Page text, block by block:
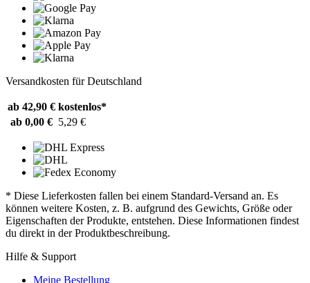
Versandkosten für Deutschland
ab 42,90 € kostenlos*
ab 0,00 € 5,29 €
* Diese Lieferkosten fallen bei einem Standard-Versand an. Es
können weitere Kosten, z. B. aufgrund des Gewichts, Größe oder
Eigenschaften der Produkte, entstehen. Diese Informationen findest
du direkt in der Produktbeschreibung.
Hilfe & Support
Meine Bestellung